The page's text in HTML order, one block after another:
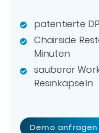
patentierte
Chairside
Minuten
sauberer
Resinkapseln
Demo anfragen